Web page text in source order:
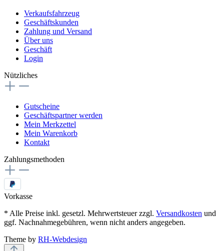
Verkaufsfahrzeug
Geschäftskunden
Zahlung und Versand
Über uns
Geschäft
Login
Nützliches
Gutscheine
Geschäftspartner werden
Mein Merkzettel
Mein Warenkorb
Kontakt
Zahlungsmethoden
Vorkasse
* Alle Preise inkl. gesetzl. Mehrwertsteuer zzgl. Versandkosten und
ggf. Nachnahmegebühren, wenn nicht anders angegeben.
Theme by RH-Webdesign